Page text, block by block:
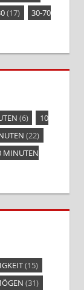
(17)
30-70
(6)
10
(22)
MINUTEN
(15)
(31)